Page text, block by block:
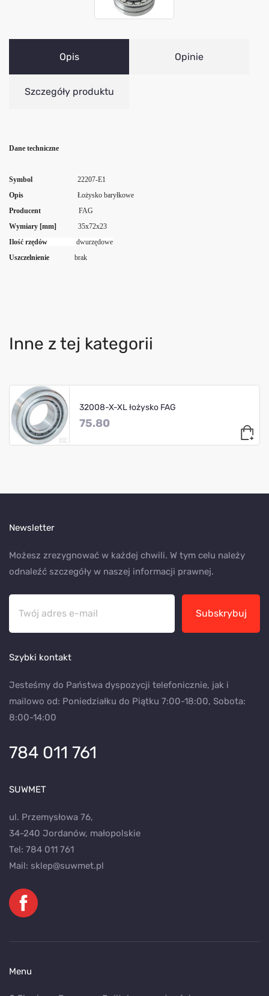
Opis Opinie
Szczegóły produktu
Dane techniczne
Symbol
22207-E1
Opis
Łożysko baryłkowe
Producent FAG
Wymiary [mm]
35x72x23
Ilość rzędów dwurzędowe
Uszczelnienie
brak
Inne z tej kategorii
32008-X-XL łożysko FAG
75.80
Newsletter
Możesz zrezygnować w każdej chwili. W tym celu należy
odnaleźć szczegóły w naszej informacji prawnej.
Subskrybuj
Szybki kontakt
Jesteśmy do Państwa dyspozycji telefonicznie, jak i
mailowo od: Poniedziałku do Piątku 7:00-18:00, Sobota:
8:00-14:00
784 011 761
SUWMET
ul. Przemysłowa 76,
34-240 Jordanów, małopolskie
Tel: 784 011 761
Mail: sklep@suwmet.pl
Menu